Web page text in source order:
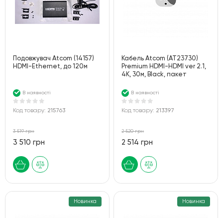
Подовжувач Atcom (14157)
HDMI-Ethernet, до 120м
В наявності
Код товару: 215763
3 519 грн
3 510 грн
Кабель Atcom (AT23730)
Premium HDMI-HDMI ver 2.1,
4К, 30м, Black, пакет
В наявності
Код товару: 213397
2 520 грн
2 514 грн
Новинка Новинка